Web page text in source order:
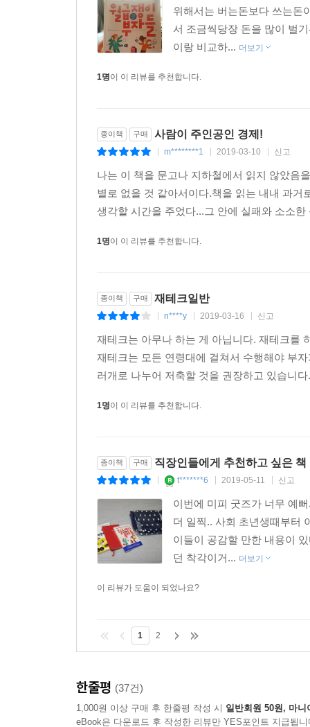
위해서는 버는돈보다 쓰는돈
서 조금씩당장 돈을 많이 벌
이랑 비교하... 더보기
1명이 이 리뷰를 추천합니다.
종이책 구매 사람이 주인공인 경제!
m********1 2019-03-10 신고
나는 이 책을 문고나 지하철에서 읽지 않았음
별로 없을 것 같아서이다.책을 읽는 내내 과
생각할 시간을 주었다...그 안에 실패와 소소
1명이 이 리뷰를 추천합니다.
종이책 구매 재테크일반
n****y 2019-03-16 신고
재테크는 아무나 하는 게 아닙니다. 재테크를
재테크는 모든 연령대에 걸쳐서 수행해야 부
러개로 나누어 저축할 것을 권장하고 있습니
1명이 이 리뷰를 추천합니다.
종이책 구매 직장인들에게 추천하고 싶은 책
t*******6 2019-05-11 신고
이번에 미피 굿즈가 너무 예
더 일찍.. 사회 초년생때부터
이들이 공감할 만한 내용이
던 착각이거... 더보기
이 리뷰가 도움이 되었나요?
1 2
한줄평 (37건)
1,000원 이상 구매 후 한줄평 작성 시 일반회원 50원, 마니
eBook은 다운로드 후 작성한 리뷰만 YES포인트 지급됩니